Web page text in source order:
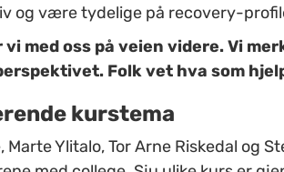
og være tydelige på recovery-
med oss på veien videre. Vi
Folk vet hva som
kurstema
Marte Ylitalo, Tor Arne Riskedal og